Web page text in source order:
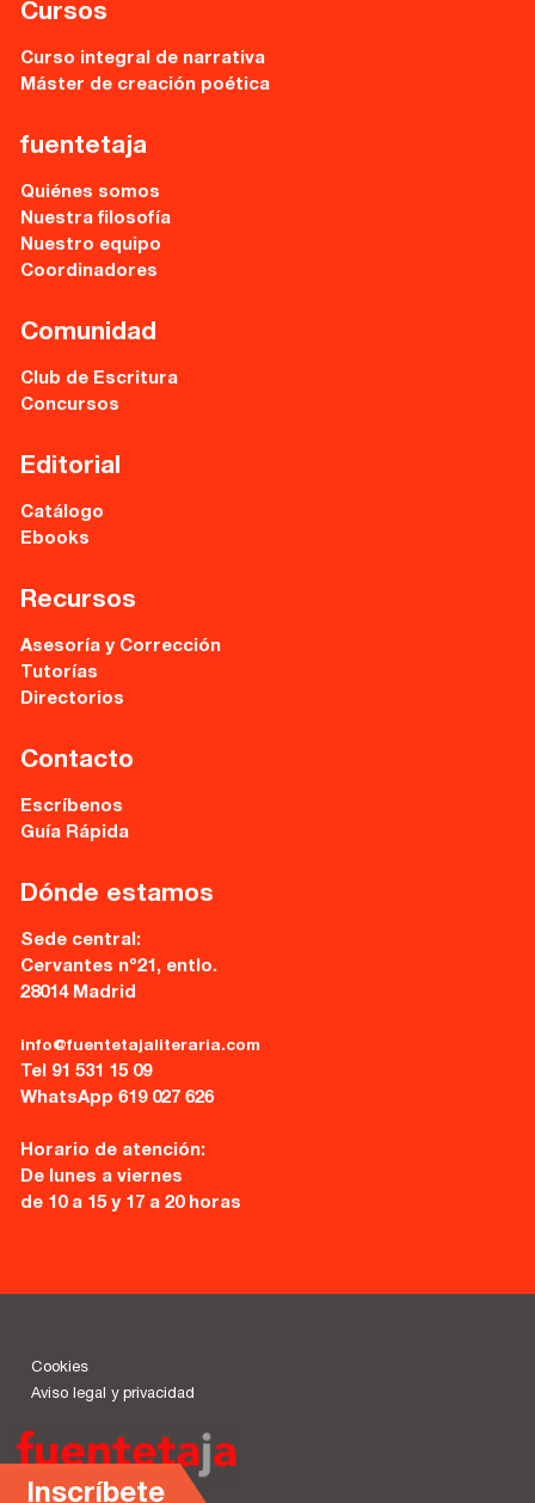
Inscríbete
Cursos
Curso integral de narrativa
Máster de creación poética
fuentetaja
Quiénes somos
Nuestra filosofía
Nuestro equipo
Coordinadores
Comunidad
Club de Escritura
Concursos
Editorial
Catálogo
Ebooks
Recursos
Asesoría y Corrección
Tutorías
Directorios
Contacto
Escríbenos
Guía Rápida
Dónde estamos
Sede central:
Cervantes nº21, entlo.
28014 Madrid
info@fuentetajaliteraria.com
Tel 91 531 15 09
WhatsApp 619 027 626
Horario de atención:
De lunes a viernes
de 10 a 15 y 17 a 20 horas
Cookies
Aviso legal y privacidad